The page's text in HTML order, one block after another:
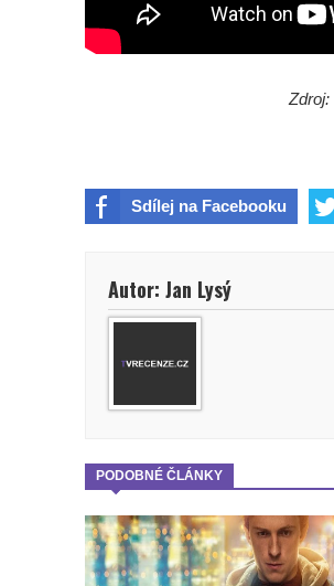
Zdroj:
Sdílej na Facebooku
Autor: Jan Lysý
PODOBNÉ ČLÁNKY